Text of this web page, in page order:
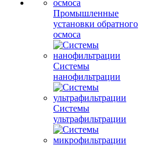
Промышленные
установки обратного
осмоса
Системы
нанофильтрации
Системы
ультрафильтрации